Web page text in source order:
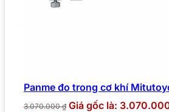
Panme đo trong cơ khí
3.070.000₫ Giá gốc là: